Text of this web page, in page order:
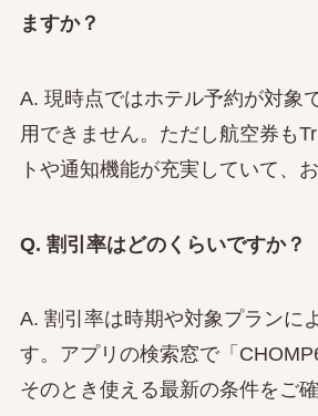
ますか？
A. 現時点ではホテル予約が対象
用できません。ただし航空券も
トや通知機能が充実していて、
Q. 割引率はどのくらいですか？
A. 割引率は時期や対象プランに
す。アプリの検索窓で「
そのとき使える最新の条件をご確